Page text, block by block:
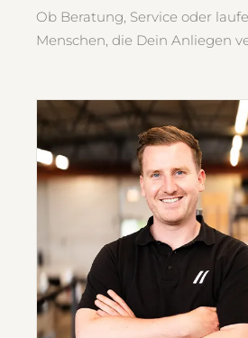
Ob Beratung, Service oder
Menschen, die Dein Anliegen